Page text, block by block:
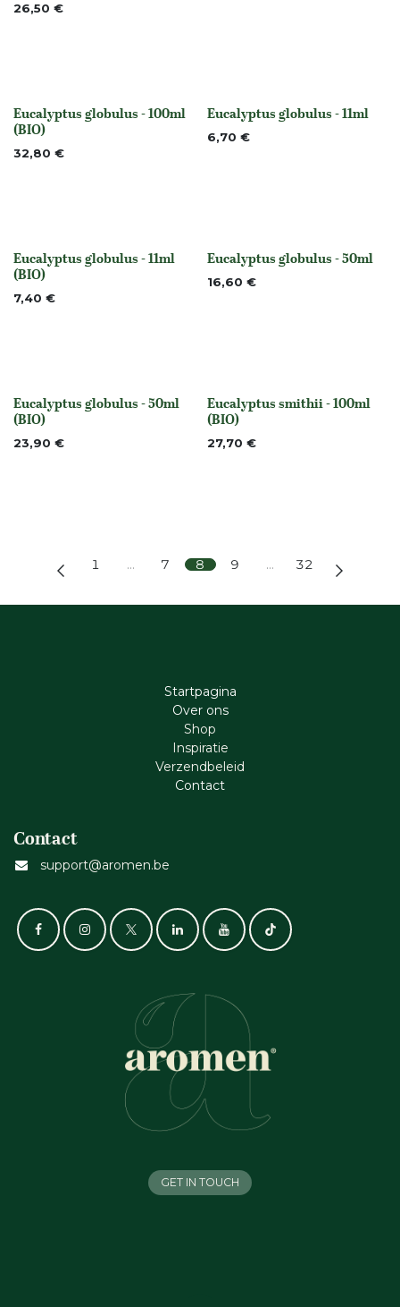
26,50 €
None
Eucalyptus globulus - 100ml
(BIO)
32,80 €
None
Eucalyptus globulus - 11ml
6,70 €
None
Eucalyptus globulus - 11ml
(BIO)
7,40 €
None
Eucalyptus globulus - 50ml
16,60 €
None
Eucalyptus globulus - 50ml
(BIO)
23,90 €
None
Eucalyptus smithii - 100ml
(BIO)
27,70 €
1 … 7 8 9 … 32
Startpagina
Ove​r​ ons
Shop
Inspiratie
Verzendbeleid
Cont​act
Contact
support@aromen.be
GET IN TOUCH